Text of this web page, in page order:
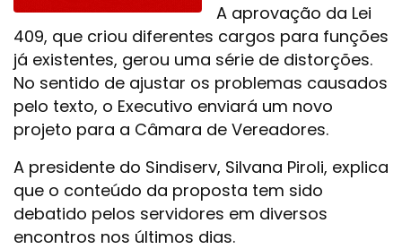
A aprovação da Lei
409, que criou diferentes cargos para funções
já existentes, gerou uma série de distorções.
No sentido de ajustar os problemas causados
pelo texto, o Executivo enviará um novo
projeto para a Câmara de Vereadores.
A presidente do Sindiserv, Silvana Piroli, explica
que o conteúdo da proposta tem sido
debatido pelos servidores em diversos
encontros nos últimos dias.